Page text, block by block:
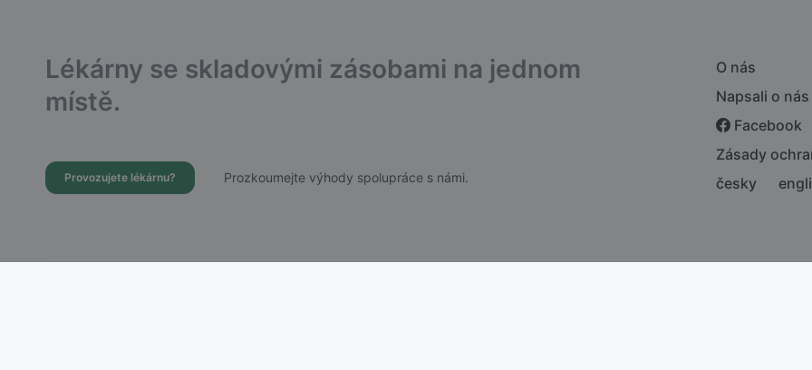
Lékárny se skladovými zásobami na jednom
místě.
Provozujete lékárnu? Prozkoumejte výhody spolupráce s námi.
O nás
Napsali o nás
Facebook
Zásady
česky